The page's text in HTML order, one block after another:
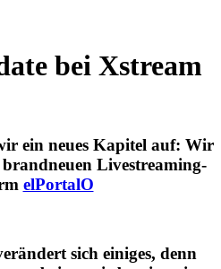
bei Xstream
ein neues Kapitel auf: Wir
Livestreaming-
elPortalO
sich einiges, denn